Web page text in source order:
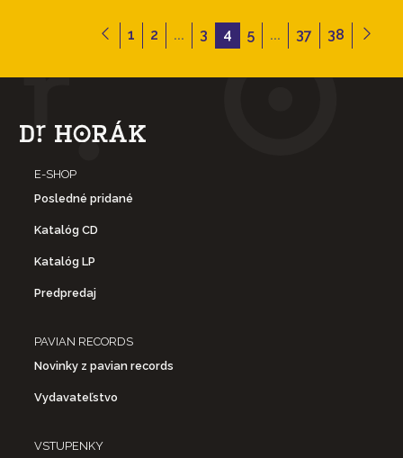
1 2 ... 3 4 5 ... 37 38
E-SHOP
Posledné pridané
Katalóg CD
Katalóg LP
Predpredaj
PAVIAN RECORDS
Novinky z pavian records
Vydavateľstvo
VSTUPENKY